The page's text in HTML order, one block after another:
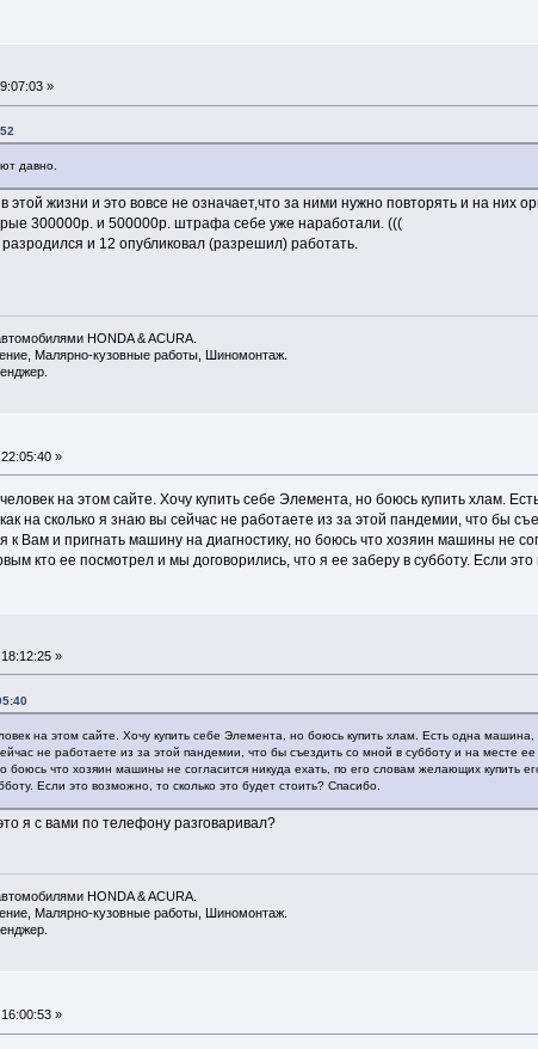
»
давно.
этой жизни и это вовсе не означает,что за ними нужно повторять и на них
300000р. и 500000р. штрафа себе уже наработали. (((
и 12 опубликовал (разрешил) работать.
HONDA & ACURA.
Малярно-кузовные работы, Шиномонтаж.
»
на этом сайте. Хочу купить себе Элемента, но боюсь купить хлам.
на сколько я знаю вы сейчас не работаете из за этой пандемии, что бы
к Вам и пригнать машину на диагностику, но боюсь что хозяин машины не
кто ее посмотрел и мы договорились, что я ее заберу в субботу. Если
»
на этом сайте. Хочу купить себе Элемента, но боюсь купить хлам. Есть одна
не работаете из за этой пандемии, что бы съездить со мной в субботу и на месте
боюсь что хозяин машины не согласится никуда ехать, по его словам желающих
Если это возможно, то сколько это будет стоить? Спасибо.
я с вами по телефону разговаривал?
HONDA & ACURA.
Малярно-кузовные работы, Шиномонтаж.
»